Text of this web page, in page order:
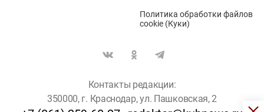
Политика обработки файлов
cookie (Куки)
Контакты редакции:
350000, г. Краснодар, ул. Пашковская, 2